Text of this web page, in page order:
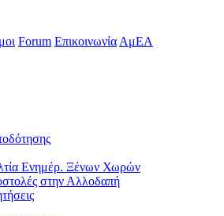
Forum Επικοινωνία ΑμΕΑ
Ενημέρ. Ξένων Χωρών
στην Αλλοδαπή